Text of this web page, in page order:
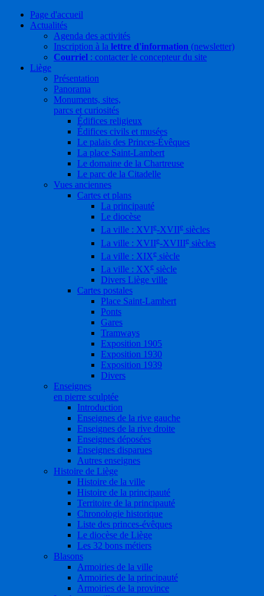
Page d'accueil
Actualités
Agenda des activités
Inscription à la lettre d'information (newsletter)
Courriel : contacter le concepteur du site
Liège
Présentation
Panorama
Monuments, sites,
parcs et curiosités
Édifices religieux
Édifices civils et musées
Le palais des Princes-Évêques
La place Saint-Lambert
Le domaine de la Chartreuse
Le parc de la Citadelle
Vues anciennes
Cartes et plans
La principauté
Le diocèse
La ville : XVIe-XVIIe siècles
La ville : XVIIe-XVIIIe siècles
La ville : XIXe siècle
La ville : XXe siècle
Divers Liège ville
Cartes postales
Place Saint-Lambert
Ponts
Gares
Tramways
Exposition 1905
Exposition 1930
Exposition 1939
Divers
Enseignes
en pierre sculptée
Introduction
Enseignes de la rive gauche
Enseignes de la rive droite
Enseignes déposées
Enseignes disparues
Autres enseignes
Histoire de Liège
Histoire de la ville
Histoire de la principauté
Territoire de la principauté
Chronologie historique
Liste des princes-évêques
Le diocèse de Liège
Les 32 bons métiers
Blasons
Armoiries de la ville
Armoiries de la principauté
Armoiries de la province